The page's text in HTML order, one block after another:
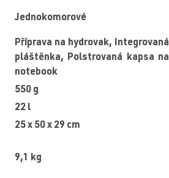
Jednokomorové
Příprava na hydrovak, Integrovaná
pláštěnka, Polstrovaná kapsa na
notebook
550 g
22 l
25 x 50 x 29 cm
9,1 kg